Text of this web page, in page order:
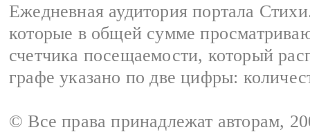
Ежедневная аудитория портала
которые в общей сумме
счетчика посещаемости, который
графе указано по две цифры:
© Все права принадлежат авторам,